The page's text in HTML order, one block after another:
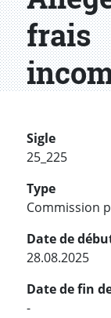
frais
Sigle
25_225
Type
Commission
Date de
28.08.2025
Date de fin
-